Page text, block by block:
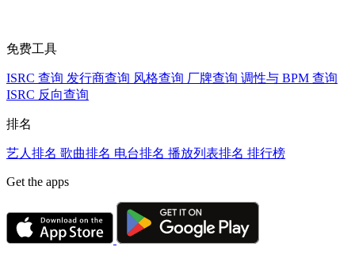
免费工具
ISRC 查询 发行商查询 风格查询 厂牌查询 调性与 BPM 查询
ISRC 反向查询
排名
艺人排名 歌曲排名 电台排名 播放列表排名 排行榜
Get the apps